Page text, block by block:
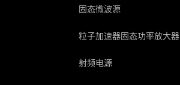
固态微波源
粒子加速器固态功率放大器
射频电源